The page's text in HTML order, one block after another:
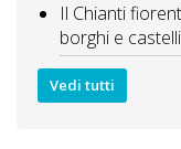
Il Chianti
borghi e castelli
Vedi tutti